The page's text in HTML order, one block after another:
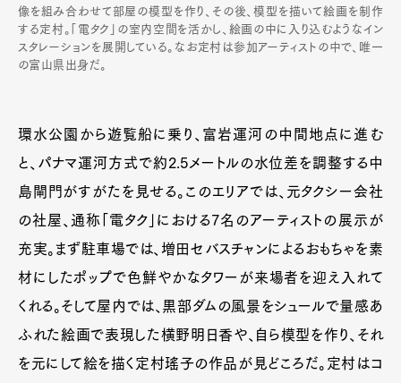
像を組み合わせて部屋の模型を作り、その後、模型を描いて絵画を制作
する定村。「電タク」の室内空間を活かし、絵画の中に入り込むようなイン
スタレーションを展開している。なお定村は参加アーティストの中で、唯一
の富山県出身だ。
環水公園から遊覧船に乗り、富岩運河の中間地点に進む
と、パナマ運河方式で約2.5メートルの水位差を調整する中
島閘門がすがたを見せる。このエリアでは、元タクシー会社
の社屋、通称「電タク」における7名のアーティストの展示が
充実。まず駐車場では、増田セバスチャンによるおもちゃを素
材にしたポップで色鮮やかなタワーが来場者を迎え入れて
くれる。そして屋内では、黒部ダムの風景をシュールで量感あ
ふれた絵画で表現した横野明日香や、自ら模型を作り、それ
を元にして絵を描く定村瑤子の作品が見どころだ。定村はコ